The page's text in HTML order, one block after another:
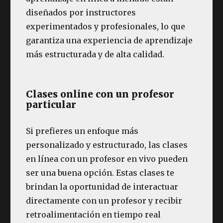
diseñados por instructores
experimentados y profesionales, lo que
garantiza una experiencia de aprendizaje
más estructurada y de alta calidad.
Clases online con un profesor
particular
Si prefieres un enfoque más
personalizado y estructurado, las clases
en línea con un profesor en vivo pueden
ser una buena opción. Estas clases te
brindan la oportunidad de interactuar
directamente con un profesor y recibir
retroalimentación en tiempo real